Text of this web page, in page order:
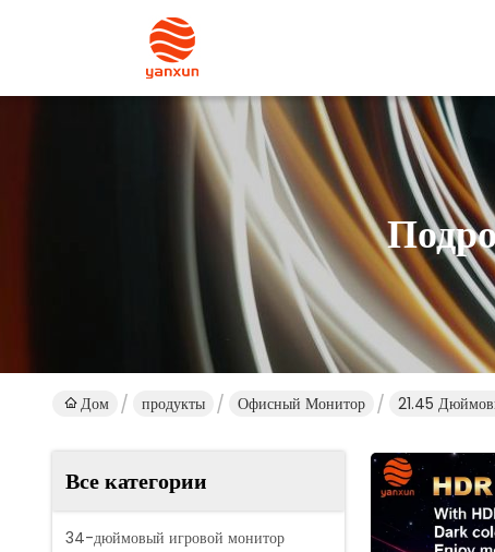
Дом продукты Офисный Монитор 21.45
Все категории
34-дюймовый игровой монитор